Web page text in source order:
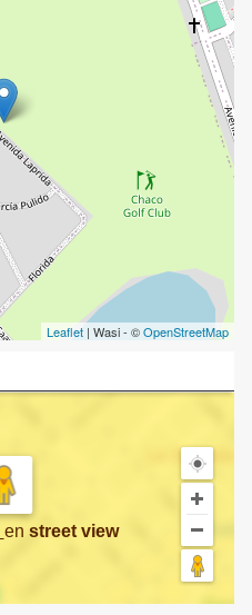
Leaflet | Wasi - ©OpenStreetMap
en street view